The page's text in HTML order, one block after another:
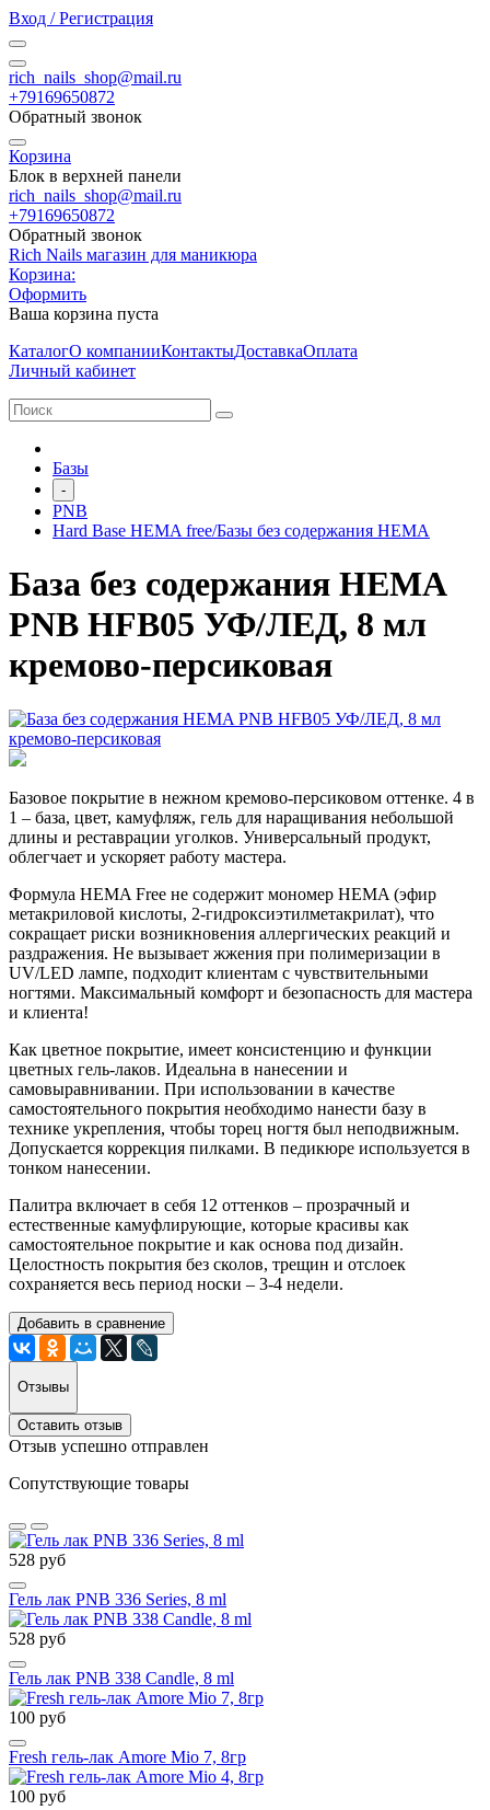
Вход / Регистрация
rich_nails_shop@mail.ru
+79169650872
Обратный звонок
Корзина
Блок в верхней панели
rich_nails_shop@mail.ru
+79169650872
Обратный звонок
Rich Nails магазин для маникюра
Корзина:
Оформить
Ваша корзина пуста
КаталогО компанииКонтактыДоставкаОплата
Личный кабинет
Базы
-
PNB
Hard Base HEMA free/Базы без содержания HEMA
База без содержания HEMA
PNB HFB05 УФ/ЛЕД, 8 мл
кремово-персиковая
Базовое покрытие в нежном кремово-персиковом оттенке. 4 в
1 – база, цвет, камуфляж, гель для наращивания небольшой
длины и реставрации уголков. Универсальный продукт,
облегчает и ускоряет работу мастера.
Формула HEMA Free не содержит мономер HEMA (эфир
метакриловой кислоты, 2-гидроксиэтилметакрилат), что
сокращает риски возникновения аллергических реакций и
раздражения. Не вызывает жжения при полимеризации в
UV/LED лампе, подходит клиентам с чувствительными
ногтями. Максимальный комфорт и безопасность для мастера
и клиента!
Как цветное покрытие, имеет консистенцию и функции
цветных гель-лаков. Идеальна в нанесении и
самовыравнивании. При использовании в качестве
самостоятельного покрытия необходимо нанести базу в
технике укрепления, чтобы торец ногтя был неподвижным.
Допускается коррекция пилками. В педикюре используется в
тонком нанесении.
Палитра включает в себя 12 оттенков – прозрачный и
естественные камуфлирующие, которые красивы как
самостоятельное покрытие и как основа под дизайн.
Целостность покрытия без сколов, трещин и отслоек
сохраняется весь период носки – 3-4 недели.
Добавить в сравнение
Отзывы
Оставить отзыв
Отзыв успешно отправлен
Сопутствующие товары
528 руб
Гель лак PNB 336 Series, 8 ml
528 руб
Гель лак PNB 338 Candle, 8 ml
100 руб
Fresh гель-лак Amore Mio 7, 8гр
100 руб